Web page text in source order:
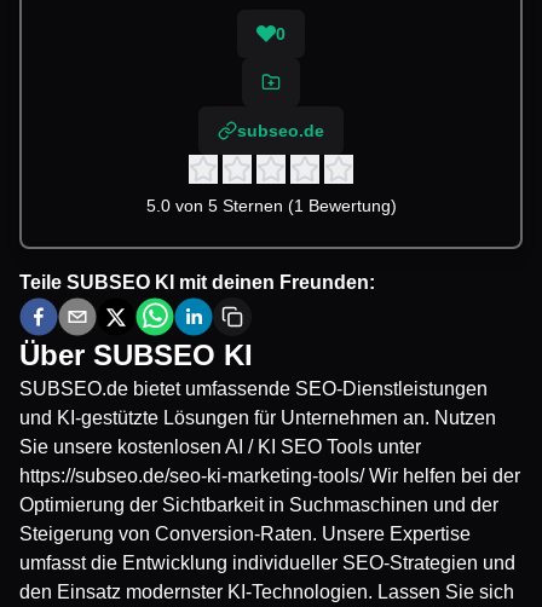
0
subseo.de
5.0 von 5 Sternen (1 Bewertung)
Teile SUBSEO KI mit deinen Freunden:
Über SUBSEO KI
SUBSEO.de bietet umfassende SEO-Dienstleistungen
und KI-gestützte Lösungen für Unternehmen an. Nutzen
Sie unsere kostenlosen AI / KI SEO Tools unter
https://subseo.de/seo-ki-marketing-tools/ Wir helfen bei der
Optimierung der Sichtbarkeit in Suchmaschinen und der
Steigerung von Conversion-Raten. Unsere Expertise
umfasst die Entwicklung individueller SEO-Strategien und
den Einsatz modernster KI-Technologien. Lassen Sie sich